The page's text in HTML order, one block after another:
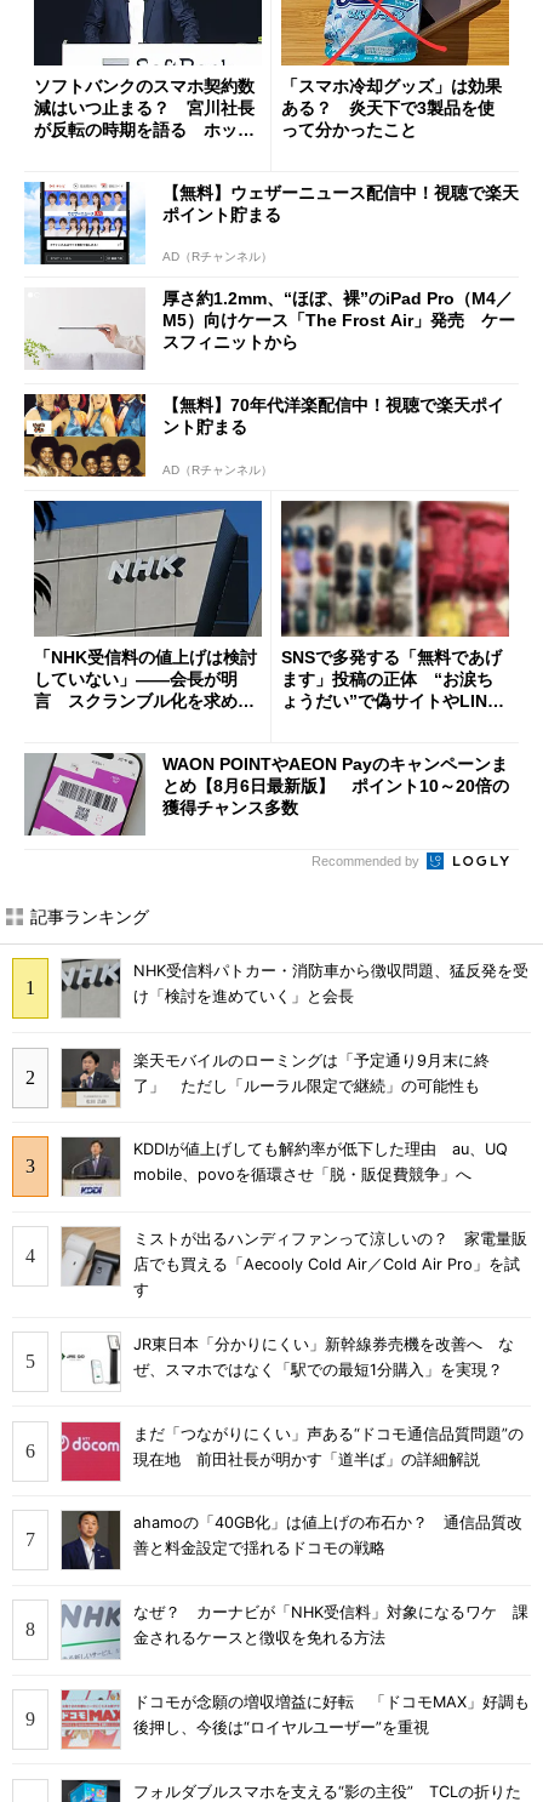
ソフトバンクのスマホ契約数
減はいつ止まる？ 宮川社長
が反転の時期を語る ホッピ
「スマホ冷却グッズ」は効果
ある？ 炎天下で3製品を使
って分かったこと
【無料】ウェザーニュース配信中！視聴で楽天
ポイント貯まる
AD（Rチャンネル）
厚さ約1.2mm、“ほぼ、裸”のiPad Pro（M4／
M5）向けケース「The Frost Air」発売 ケー
スフィニットから
【無料】70年代洋楽配信中！視聴で楽天ポイ
ント貯まる
AD（Rチャンネル）
「NHK受信料の値上げは検討
していない」――会長が明
言 スクランブル化を求める
SNSで多発する「無料であげ
ます」投稿の正体 “お涙ち
ょうだい”で偽サイトやLINE
WAON POINTやAEON Payのキャンペーンま
とめ【8月6日最新版】 ポイント10～20倍の
獲得チャンス多数
Recommended by
記事ランキング
NHK受信料パトカー・消防車から徴収問題、猛反発を受
け「検討を進めていく」と会長
楽天モバイルのローミングは「予定通り9月末に終
了」 ただし「ルーラル限定で継続」の可能性も
KDDIが値上げしても解約率が低下した理由 au、UQ
mobile、povoを循環させ「脱・販促費競争」へ
ミストが出るハンディファンって涼しいの？ 家電量販
店でも買える「Aecooly Cold Air／Cold Air Pro」を試
す
JR東日本「分かりにくい」新幹線券売機を改善へ な
ぜ、スマホではなく「駅での最短1分購入」を実現？
まだ「つながりにくい」声ある“ドコモ通信品質問題”の
現在地 前田社長が明かす「道半ば」の詳細解説
ahamoの「40GB化」は値上げの布石か？ 通信品質改
善と料金設定で揺れるドコモの戦略
なぜ？ カーナビが「NHK受信料」対象になるワケ 課
金されるケースと徴収を免れる方法
ドコモが念願の増収増益に好転 「ドコモMAX」好調も
後押し、今後は“ロイヤルユーザー”を重視
フォルダブルスマホを支える“影の主役” TCLの折りた